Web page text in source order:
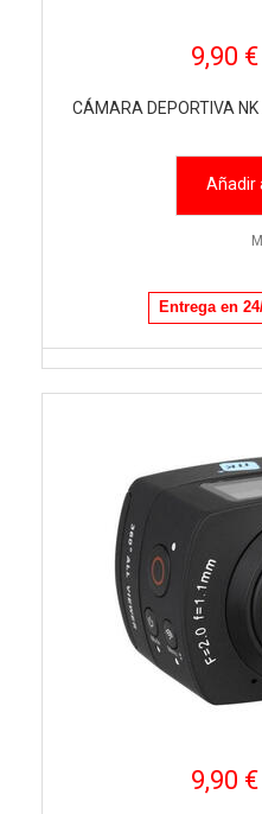
9,90 €
CÁMARA DEPORTIVA
Añadir
Entrega en
9,90 €